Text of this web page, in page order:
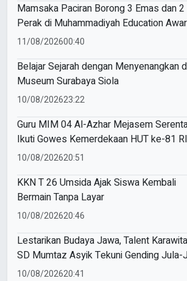
Mamsaka Paciran Borong 3 Emas dan 2
Perak di Muhammadiyah Education
2026
11/08/202600:40
Belajar Sejarah dengan Menyenangkan
Museum Surabaya Siola
10/08/202623:22
Guru MIM 04 Al-Azhar Mejasem
Ikuti Gowes Kemerdekaan HUT ke-81 RI
10/08/202620:51
KKN T 26 Umsida Ajak Siswa Kembali
Bermain Tanpa Layar
10/08/202620:46
Lestarikan Budaya Jawa, Talent
SD Mumtaz Asyik Tekuni Gending Jula-
10/08/202620:41